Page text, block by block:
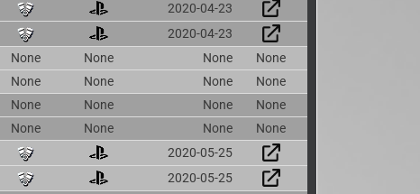
2020-04-23
2020-04-23
None None None
None
None None None None
None None None
None
None None None None
2020-05-25
2020-05-25